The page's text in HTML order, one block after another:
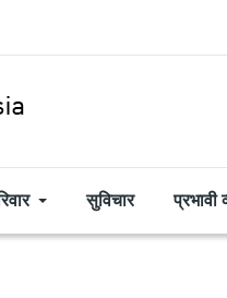
सुविचार प्रभावी